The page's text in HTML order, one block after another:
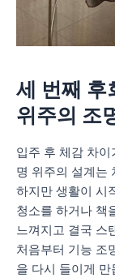
세 번째 후
위주의 조
입주 후 체감 차
명 위주의 설계는
하지만 생활이 시
청소를 하거나 책
느껴지고 결국 스
처음부터 기능 조
을 다시 들이게 만